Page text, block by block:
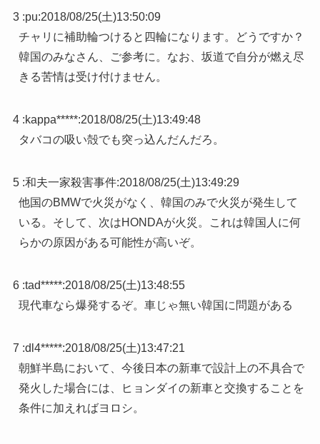
3 :pu:2018/08/25(土)13:50:09
チャリに補助輪つけると四輪になります。どうですか？
韓国のみなさん、ご参考に。なお、坂道で自分が燃え尽
きる苦情は受け付けません。
4 :kappa*****:2018/08/25(土)13:49:48
タバコの吸い殻でも突っ込んだんだろ。
5 :和夫一家殺害事件:2018/08/25(土)13:49:29
他国のBMWで火災がなく、韓国のみで火災が発生して
いる。そして、次はHONDAが火災。これは韓国人に何
らかの原因がある可能性が高いぞ。
6 :tad*****:2018/08/25(土)13:48:55
現代車なら爆発するぞ。車じゃ無い韓国に問題がある
7 :dl4*****:2018/08/25(土)13:47:21
朝鮮半島において、今後日本の新車で設計上の不具合で
発火した場合には、ヒョンダイの新車と交換することを
条件に加えればヨロシ。